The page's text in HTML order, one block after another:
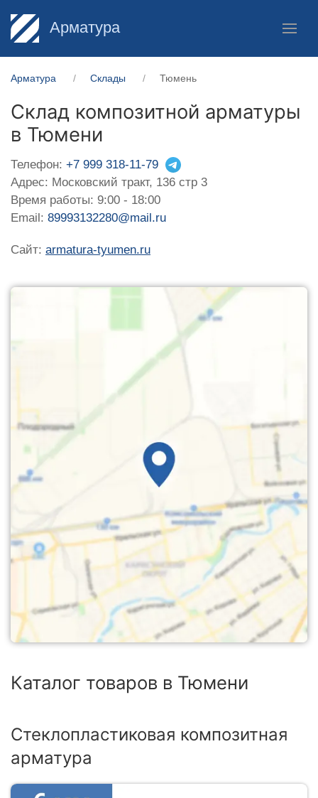
Арматура
Арматура Склады Тюмень
Склад композитной арматуры
в Тюмени
Телефон: +7 999 318-11-79
Адрес: Московский тракт, 136 стр 3
Время работы: 9:00 - 18:00
Email: 89993132280@mail.ru
Сайт: armatura-tyumen.ru
Каталог товаров в Тюмени
Стеклопластиковая композитная
арматура